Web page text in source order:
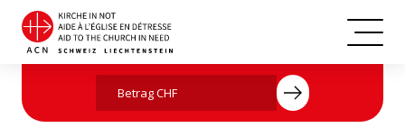
Jetzt mit Ihrer Spende helfen